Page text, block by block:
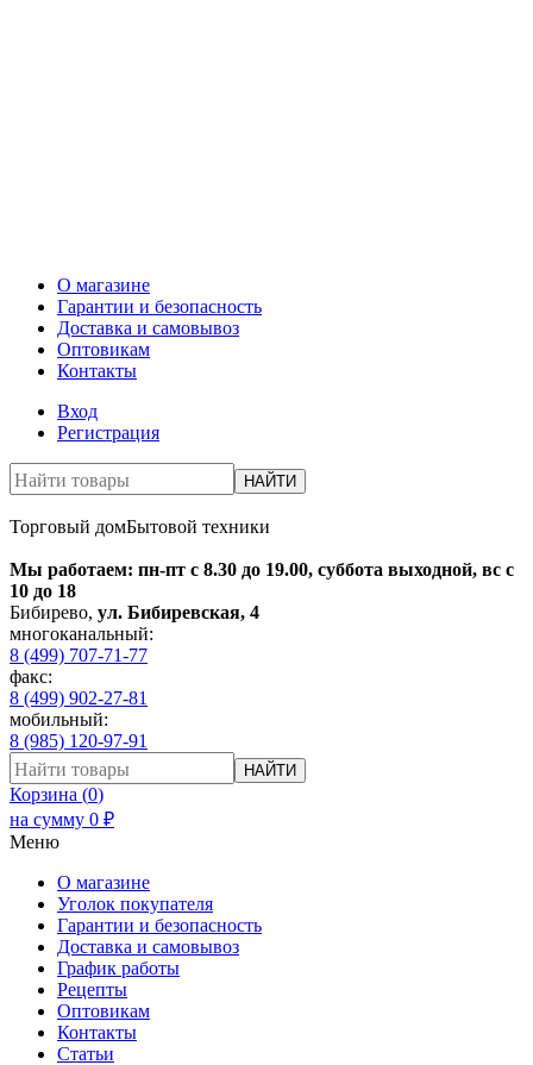
О магазине
Гарантии и безопасность
Доставка и самовывоз
Оптовикам
Контакты
Вход
Регистрация
НАЙТИ
Торговый домБытовой техники
Мы работаем: пн-пт с 8.30 до 19.00, суббота выходной, вс с
10 до 18
Бибирево, ул. Бибиревская, 4
многоканальный:
8 (499) 707-71-77
факс:
8 (499) 902-27-81
мобильный:
8 (985) 120-97-91
НАЙТИ
Корзина (0)
на сумму 0 ₽
Меню
О магазине
Уголок покупателя
Гарантии и безопасность
Доставка и самовывоз
График работы
Рецепты
Оптовикам
Контакты
Статьи